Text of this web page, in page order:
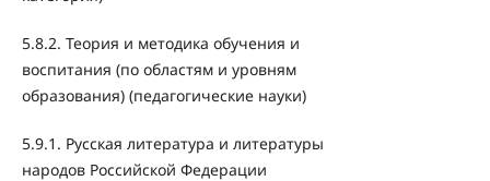
5.8.2. Теория и методика обучения и
воспитания (по областям и уровням
образования) (педагогические науки)
5.9.1. Русская литература и литературы
народов Российской Федерации